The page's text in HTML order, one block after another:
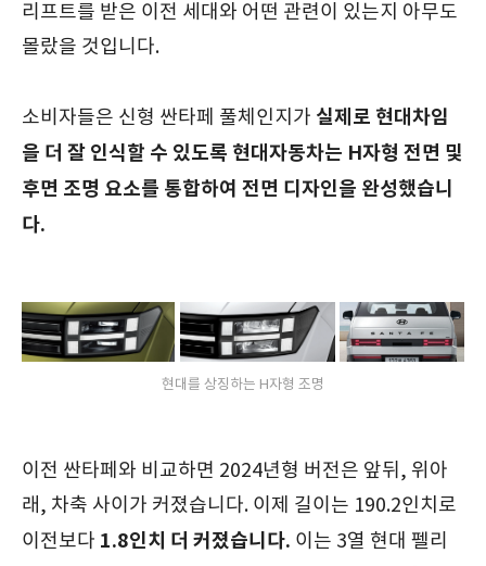
리프트를 받은 이전 세대와 어떤 관련이 있는지 아무도
몰랐을 것입니다.
소비자들은 신형 싼타페 풀체인지가 실제로 현대차임
을 더 잘 인식할 수 있도록 현대자동차는 H자형 전면 및
후면 조명 요소를 통합하여 전면 디자인을 완성했습니
다.
현대를 상징하는 H자형 조명
이전 싼타페와 비교하면 2024년형 버전은 앞뒤, 위아
래, 차축 사이가 커졌습니다. 이제 길이는 190.2인치로
이전보다 1.8인치 더 커졌습니다. 이는 3열 현대 펠리